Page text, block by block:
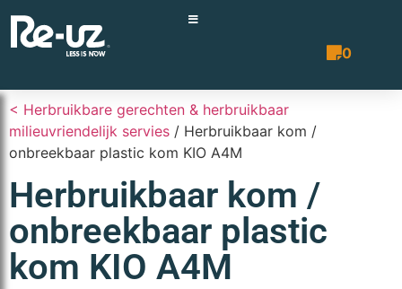
0
< Herbruikbare gerechten & herbruikbaar
milieuvriendelijk servies / Herbruikbaar kom /
onbreekbaar plastic kom KIO A4M
Herbruikbaar kom /
onbreekbaar plastic
kom KIO A4M